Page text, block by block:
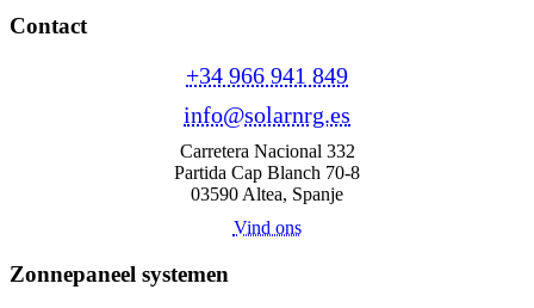
Contact
+34 966 941 849
info@solarnrg.es
Carretera Nacional 332
Partida Cap Blanch 70-8
03590 Altea, Spanje
Vind ons
Zonnepaneel systemen